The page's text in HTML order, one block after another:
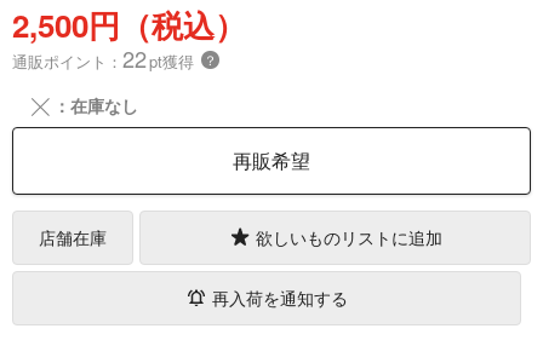
2,500円（税込）
通販ポイント： 22pt獲得 ？
╳ ：在庫なし
再販希望
店舗在庫 欲しいものリストに追加
再入荷を通知する